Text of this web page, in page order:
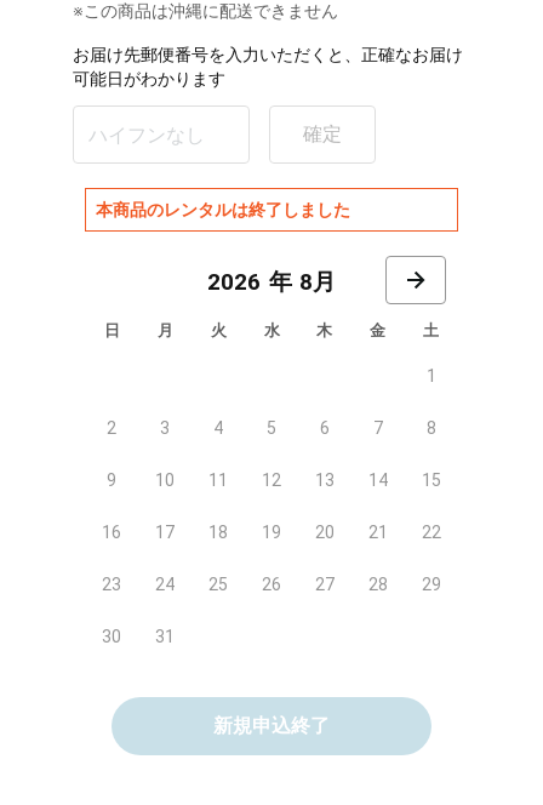
※この商品は沖縄に配送できません
お届け先郵便番号を入力いただくと、正確なお届け
可能日がわかります
確定
本商品のレンタルは終了しました
8月
日 月 火 水 木 金 土
1
2 3 4 5 6 7 8
9 10 11 12 13 14 15
16 17 18 19 20 21 22
23 24 25 26 27 28 29
30 31
新規申込終了